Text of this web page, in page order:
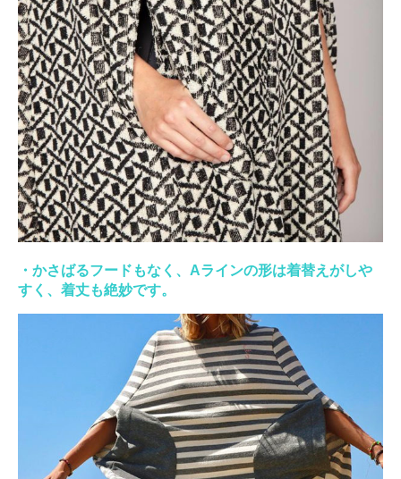
・かさばるフードもなく、Aラインの形は着替えがしや
すく、着丈も絶妙です。